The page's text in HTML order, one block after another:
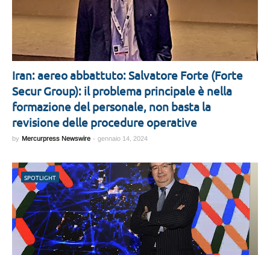
Iran: aereo abbattuto: Salvatore Forte (Forte
Secur Group): il problema principale è nella
formazione del personale, non basta la
revisione delle procedure operative
by Mercurpress Newswire - gennaio 14, 2024
SPOTLIGHT